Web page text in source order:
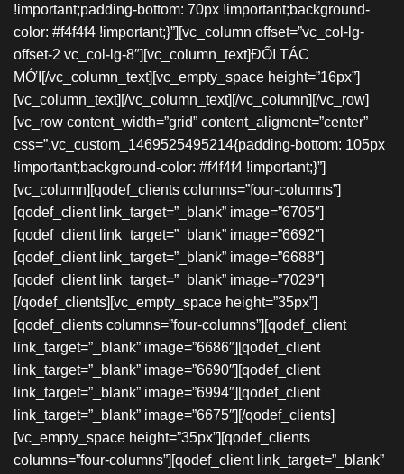
!important;padding-bottom: 70px !important;background-
color: #f4f4f4 !important;}”][vc_column offset=”vc_col-lg-
offset-2 vc_col-lg-8″][vc_column_text]ĐỐI TÁC
MỚI[/vc_column_text][vc_empty_space height=”16px”]
[vc_column_text][/vc_column_text][/vc_column][/vc_row]
[vc_row content_width=”grid” content_aligment=”center”
css=”.vc_custom_1469525495214{padding-bottom: 105px
!important;background-color: #f4f4f4 !important;}”]
[vc_column][qodef_clients columns=”four-columns”]
[qodef_client link_target=”_blank” image=”6705″]
[qodef_client link_target=”_blank” image=”6692″]
[qodef_client link_target=”_blank” image=”6688″]
[qodef_client link_target=”_blank” image=”7029″]
[/qodef_clients][vc_empty_space height=”35px”]
[qodef_clients columns=”four-columns”][qodef_client
link_target=”_blank” image=”6686″][qodef_client
link_target=”_blank” image=”6690″][qodef_client
link_target=”_blank” image=”6994″][qodef_client
link_target=”_blank” image=”6675″][/qodef_clients]
[vc_empty_space height=”35px”][qodef_clients
columns=”four-columns”][qodef_client link_target=”_blank”